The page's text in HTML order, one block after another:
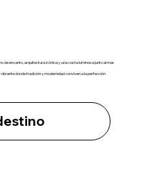
de encanto, arquitectura icónica y una costa luminosa junto al mar.
donde tradición y modernidad conviven a la perfección